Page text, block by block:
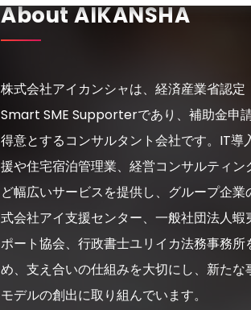
About AIKANSHA
株式会社アイカンシャは、経済産業省認定
Smart SME Supporterであり、補助金申
得意とするコンサルタント会社です。IT導
援や住宅宿泊管理業、経営コンサルティン
ど幅広いサービスを提供し、グループ企業
式会社アイ支援センター、一般社団法人蝦
ポート協会、行政書士ユリイカ法務事務所
め、支え合いの仕組みを大切にし、新たな
モデルの創出に取り組んでいます。